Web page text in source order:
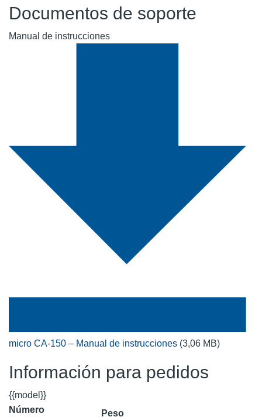
Documentos de soporte
Manual de instrucciones
micro CA-150 – Manual de instrucciones (3,06 MB)
Información para pedidos
{{model}}
Número
Peso